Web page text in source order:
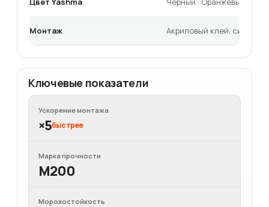
Монтаж Акриловый клей,
Ключевые показатели
Ускорение монтажа
×5быстрее
Марка прочности
М200
Морозостойкость